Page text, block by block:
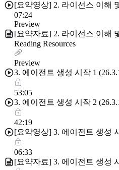
[요약영상] 2. 라이선스 이해
07:24
Preview
[요약자료] 2. 라이선스 이해
Reading Resources
Preview
3. 에이전트 생성 시작 1
53:05
3. 에이전트 생성 시작 2
42:19
[요약영상] 3. 에이전트 생성
06:33
[요약자료] 3. 에이전트 생성